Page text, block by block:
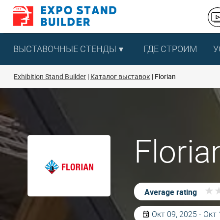
Перейти
содержанию
ВЫСТАВОЧНЫЕ СТЕНДЫ ГДЕ СТРОИМ
Exhibition Stand Builder Каталог выставок Florian
Average rating ★
★
Окт 09, 2025 - Окт